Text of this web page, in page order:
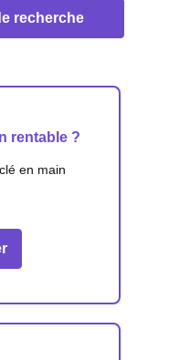
recherche
rentable ?
en main